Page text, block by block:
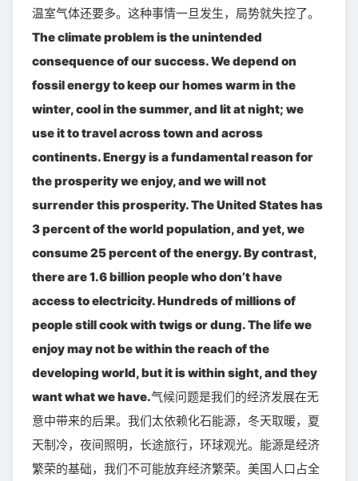
温室气体还要多。这种事情一旦发生，局势就失控了。
The climate problem is the unintended
consequence of our success. We depend on
fossil energy to keep our homes warm in the
winter, cool in the summer, and lit at night; we
use it to travel across town and across
continents. Energy is a fundamental reason for
the prosperity we enjoy, and we will not
surrender this prosperity. The United States has
3 percent of the world population, and yet, we
consume 25 percent of the energy. By contrast,
there are 1.6 billion people who don’t have
access to electricity. Hundreds of millions of
people still cook with twigs or dung. The life we
enjoy may not be within the reach of the
developing world, but it is within sight, and they
want what we have.气候问题是我们的经济发展在无
意中带来的后果。我们太依赖化石能源，冬天取暖，夏
天制冷，夜间照明，长途旅行，环球观光。能源是经济
繁荣的基础，我们不可能放弃经济繁荣。美国人口占全